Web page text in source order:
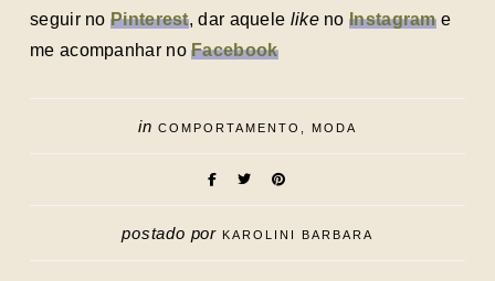
seguir no Pinterest, dar aquele like noInstagrame
me acompanhar noFacebook
in COMPORTAMENTO MODA
postado por KAROLINI BARBARA